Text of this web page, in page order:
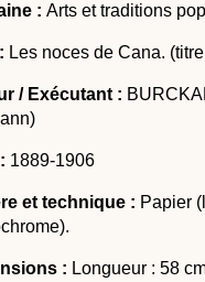
: Arts et traditions
Les noces de Cana.
/ Exécutant :
1889-1906
et technique : Papier
: Longueur : 58